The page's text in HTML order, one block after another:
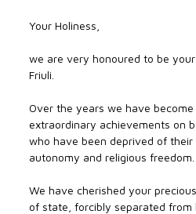
Your Holiness,
we are very honoured to be
Friuli.
Over the years we have
extraordinary achievements on
who have been deprived of
autonomy and religious freedom.
We have cherished your
of state, forcibly separated from